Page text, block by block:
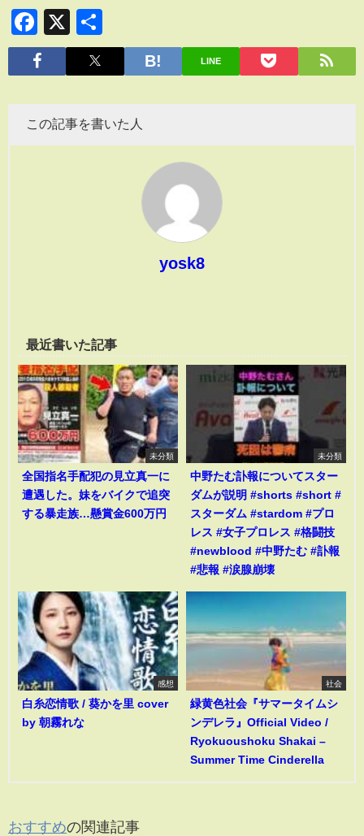
Facebook
X
有
LINE
この記事を書いた人
yosk8
最近書いた記事
未分類
全国指名手配犯の見立真一に
遭遇した。妹をバイクで追突
する暴走族…懸賞金600万円
未分類
中野たむ訃報についてスター
ダムが説明 #shorts #short #
スターダム #stardom #プロ
レス #女子プロレス #格闘技
#newblood #中野たむ #訃報
#悲報 #涙腺崩壊
感想
白糸恋情歌 / 葵かを里 cover
by 朝霧れな
社会
緑黄色社会『サマータイムシ
ンデレラ』Official Video /
Ryokuoushoku Shakai –
Summer Time Cinderella
おすすめの関連記事